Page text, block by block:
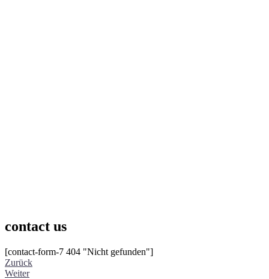
contact us
[contact-form-7 404 "Nicht gefunden"]
Zurück
Weiter